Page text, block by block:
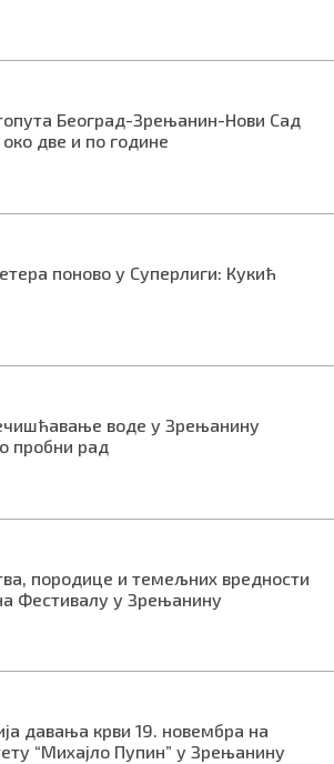
Београд-Зрењанин-Нови Сад
две и по године
поново у Суперлиги: Кукић
воде у Зрењанину
пробни рад
породице и темељних вредности
Фестивалу у Зрењанину
давања крви 19. новембра на
“Михајло Пупин” у Зрењанину